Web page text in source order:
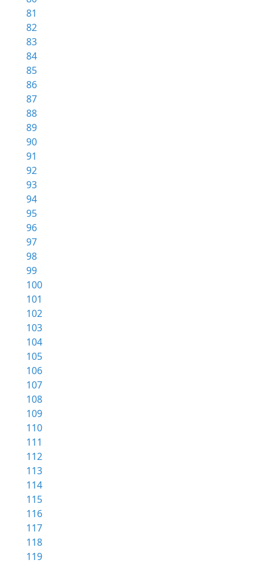
81
82
83
84
85
86
87
88
89
90
91
92
93
94
95
96
97
98
99
100
101
102
103
104
105
106
107
108
109
110
111
112
113
114
115
116
117
118
119